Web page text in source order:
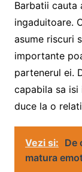
Barbatii cauta
ingaduitoare.
asume riscuri
importante
partenerul ei.
capabila sa
duce la o
Vezi si: De
matura